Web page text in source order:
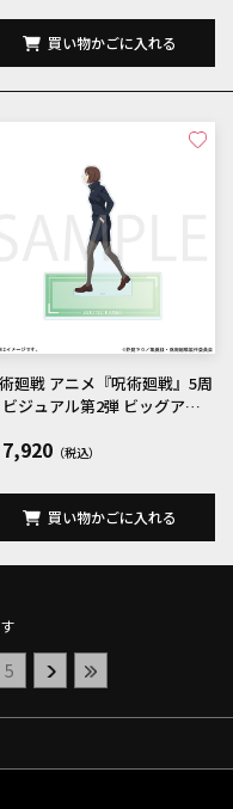
買い物かごに入れる
廻戦 アニメ『呪術廻戦』5周
ジュアル第2弾 ビッグアク
買い物かごに入れる
5